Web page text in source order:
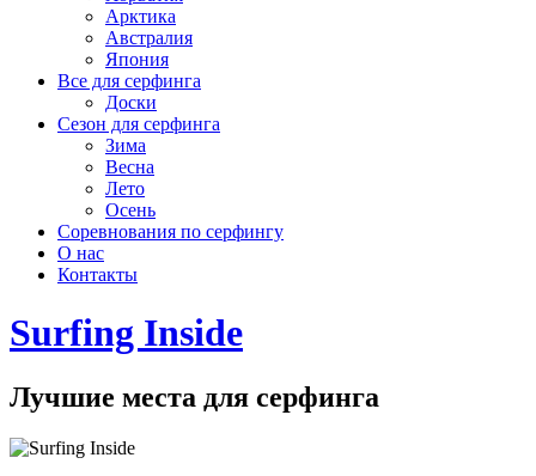
Арктика
Австралия
Япония
Все для серфинга
Доски
Сезон для серфинга
Зима
Весна
Лето
Осень
Соревнования по серфингу
О нас
Контакты
Surfing Inside
Лучшие места для серфинга